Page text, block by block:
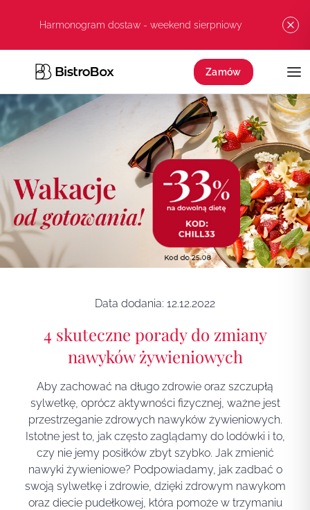
Harmonogram dostaw - weekend sierpniowy
Zamów
Data dodania: 12.12.2022
4 skuteczne porady do zmiany
nawyków żywieniowych
Aby zachować na długo zdrowie oraz szczupłą
sylwetkę, oprócz aktywności fizycznej, ważne jest
przestrzeganie zdrowych nawyków żywieniowych.
Istotne jest to, jak często zaglądamy do lodówki i to,
czy nie jemy posiłków zbyt szybko. Jak zmienić
nawyki żywieniowe? Podpowiadamy, jak zadbać o
swoją sylwetkę i zdrowie, dzięki zdrowym nawykom
oraz diecie pudełkowej, która pomoże w trzymaniu